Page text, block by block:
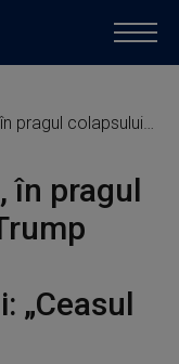
un mesaj amenințător Iranului: „Ceasul ticăie”
în pragul
„Ceasul